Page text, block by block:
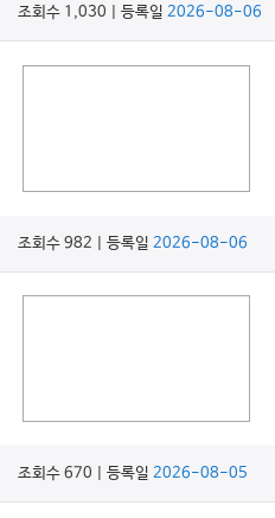
조회수 1,030 | 등록일 2026-08-06
조회수 982 | 등록일 2026-08-06
조회수 670 | 등록일 2026-08-05